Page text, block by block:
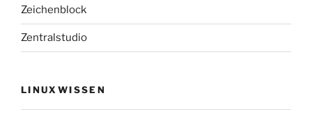
Zeichenblock
Zentralstudio
LINUXWISSEN